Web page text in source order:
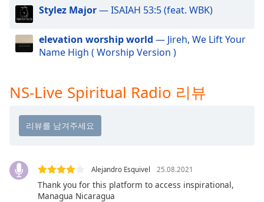
cancel
and
close
Text
Text
Background
Stylez Major— ISAIAH 53:5 (feat. WBK)
elevation worship world — Jireh, We Lift Your
Name High ( Worship Version )
NS-Live Spiritual Radio 리뷰
Alejandro Esquivel 25.08.2021
Thank you for this platform to access inspirational,
Managua Nicaragua